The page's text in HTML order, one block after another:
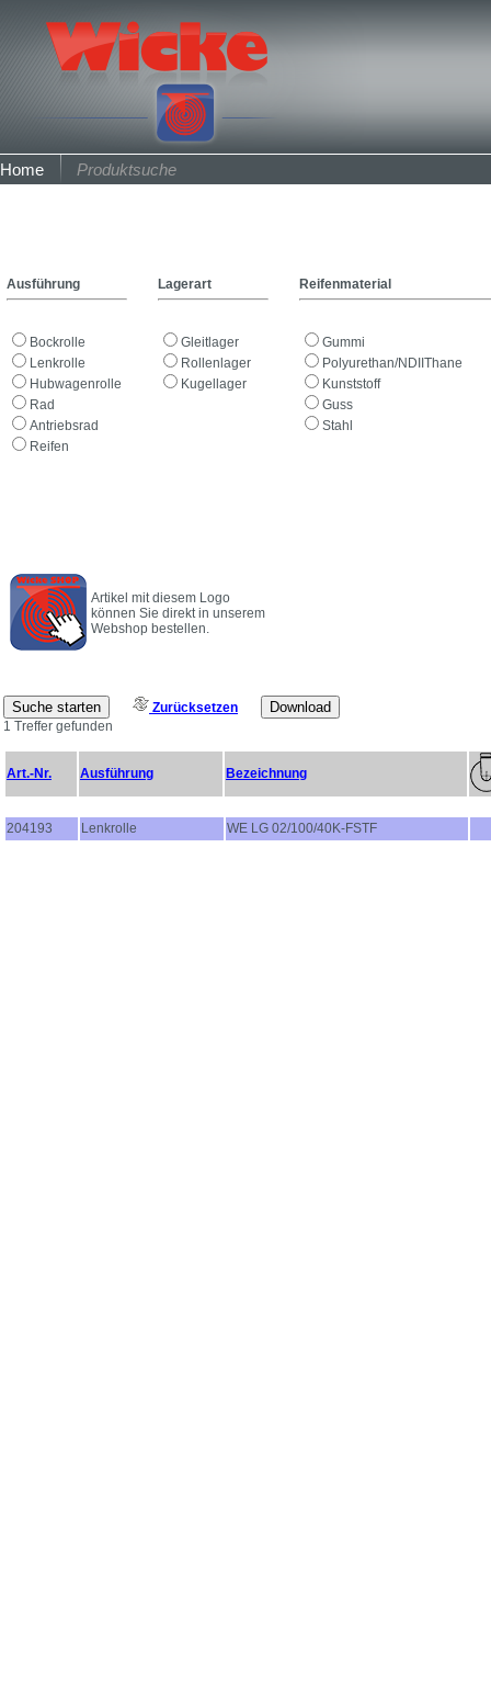
Home Produktsuche
Ausführung Lagerart Reifenmaterial
Bockrolle
Lenkrolle
Hubwagenrolle
Rad
Antriebsrad
Reifen
Gleitlager
Rollenlager
Kugellager
Gummi
Polyurethan/NDIIThane
Kunststoff
Guss
Stahl
Artikel mit diesem Logo
können Sie direkt in unserem
Webshop bestellen.
Zurücksetzen
1 Treffer gefunden
Art.-Nr. Ausführung Bezeichnung
204193 Lenkrolle WE LG 02/100/40K-FSTF